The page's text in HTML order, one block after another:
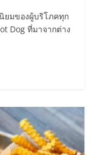
ยมของผู้บริโภคทุก
Dog ที่มาจากต่าง